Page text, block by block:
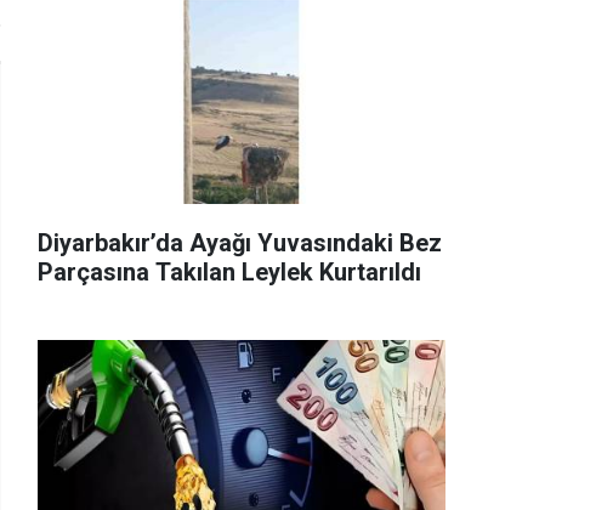
Diyarbakır’da Ayağı Yuvasındaki Bez
Parçasına Takılan Leylek Kurtarıldı